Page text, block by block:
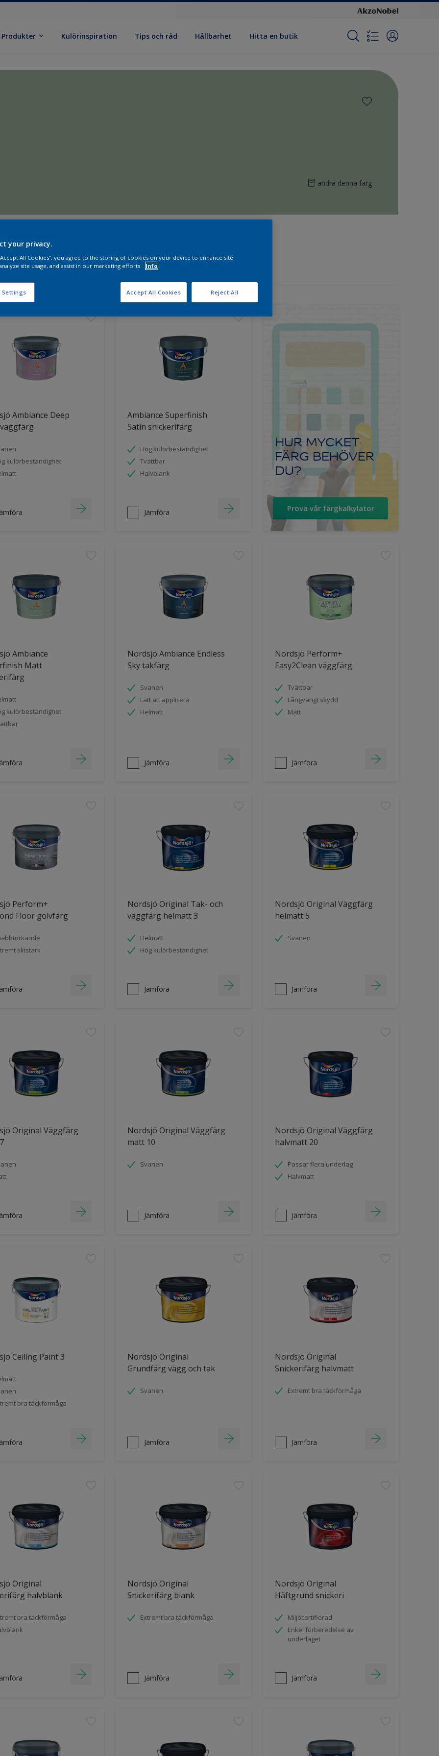
Produkter Kulörinspiration Tips och råd Hållbarhet Hitta en butik
ändra denna färg
produkterna för ditt projekt
Ambiance Deep
kulörbeständighet
Ambiance Superfinish
Satin snickerifärg
Hög kulörbeständighet
Tvättbar
Halvblank
Jämföra
HUR MYCKET
FÄRG BEHÖVER
DU?
Prova vår färgkalkylator
Ambiance
Matt
kulörbeständighet
Nordsjö Ambiance Endless
Sky takfärg
Svanen
Lätt att applicera
Helmatt
Jämföra
Nordsjö Perform+
Easy2Clean väggfärg
Tvättbar
Långvarigt skydd
Matt
Jämföra
Perform+
Floor golvfärg
slitstark
Nordsjö Original Tak- och
väggfärg helmatt 3
Helmatt
Hög kulörbeständighet
Jämföra
Nordsjö Original Väggfärg
helmatt 5
Svanen
Jämföra
Original Väggfärg
Nordsjö Original Väggfärg
matt 10
Svanen
Jämföra
Nordsjö Original Väggfärg
halvmatt 20
Passar flera underlag
Halvmatt
Jämföra
Ceiling Paint 3
bra täckförmåga
Nordsjö Original
Grundfärg vägg och tak
Svanen
Jämföra
Nordsjö Original
Snickerifärg halvmatt
Extremt bra täckförmåga
Jämföra
Original
halvblank
bra täckförmåga
Nordsjö Original
Snickerifärg blank
Extremt bra täckförmåga
Jämföra
Nordsjö Original
Häftgrund snickeri
Miljöcertifierad
Enkel förberedelse av
underlaget
Jämföra
your privacy.
All Cookies”, you agree to the storing of cookies on your device to enhance site
site usage, and assist in our marketing efforts.
Info
Settings Reject All
Accept All Cookies